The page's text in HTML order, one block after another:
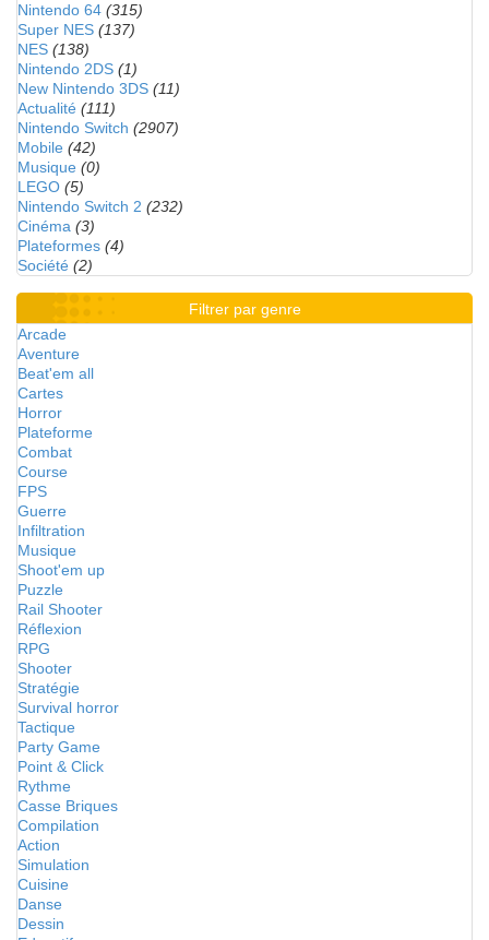
Nintendo 64 (315)
Super NES (137)
NES (138)
Nintendo 2DS (1)
New Nintendo 3DS (11)
Actualité (111)
Nintendo Switch (2907)
Mobile (42)
Musique (0)
LEGO (5)
Nintendo Switch 2 (232)
Cinéma (3)
Plateformes (4)
Société (2)
Filtrer par genre
Arcade
Aventure
Beat'em all
Cartes
Horror
Plateforme
Combat
Course
FPS
Guerre
Infiltration
Musique
Shoot'em up
Puzzle
Rail Shooter
Réflexion
RPG
Shooter
Stratégie
Survival horror
Tactique
Party Game
Point & Click
Rythme
Casse Briques
Compilation
Action
Simulation
Cuisine
Danse
Dessin